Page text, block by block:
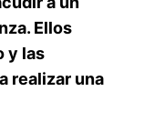
Ellos
y las
realizar una